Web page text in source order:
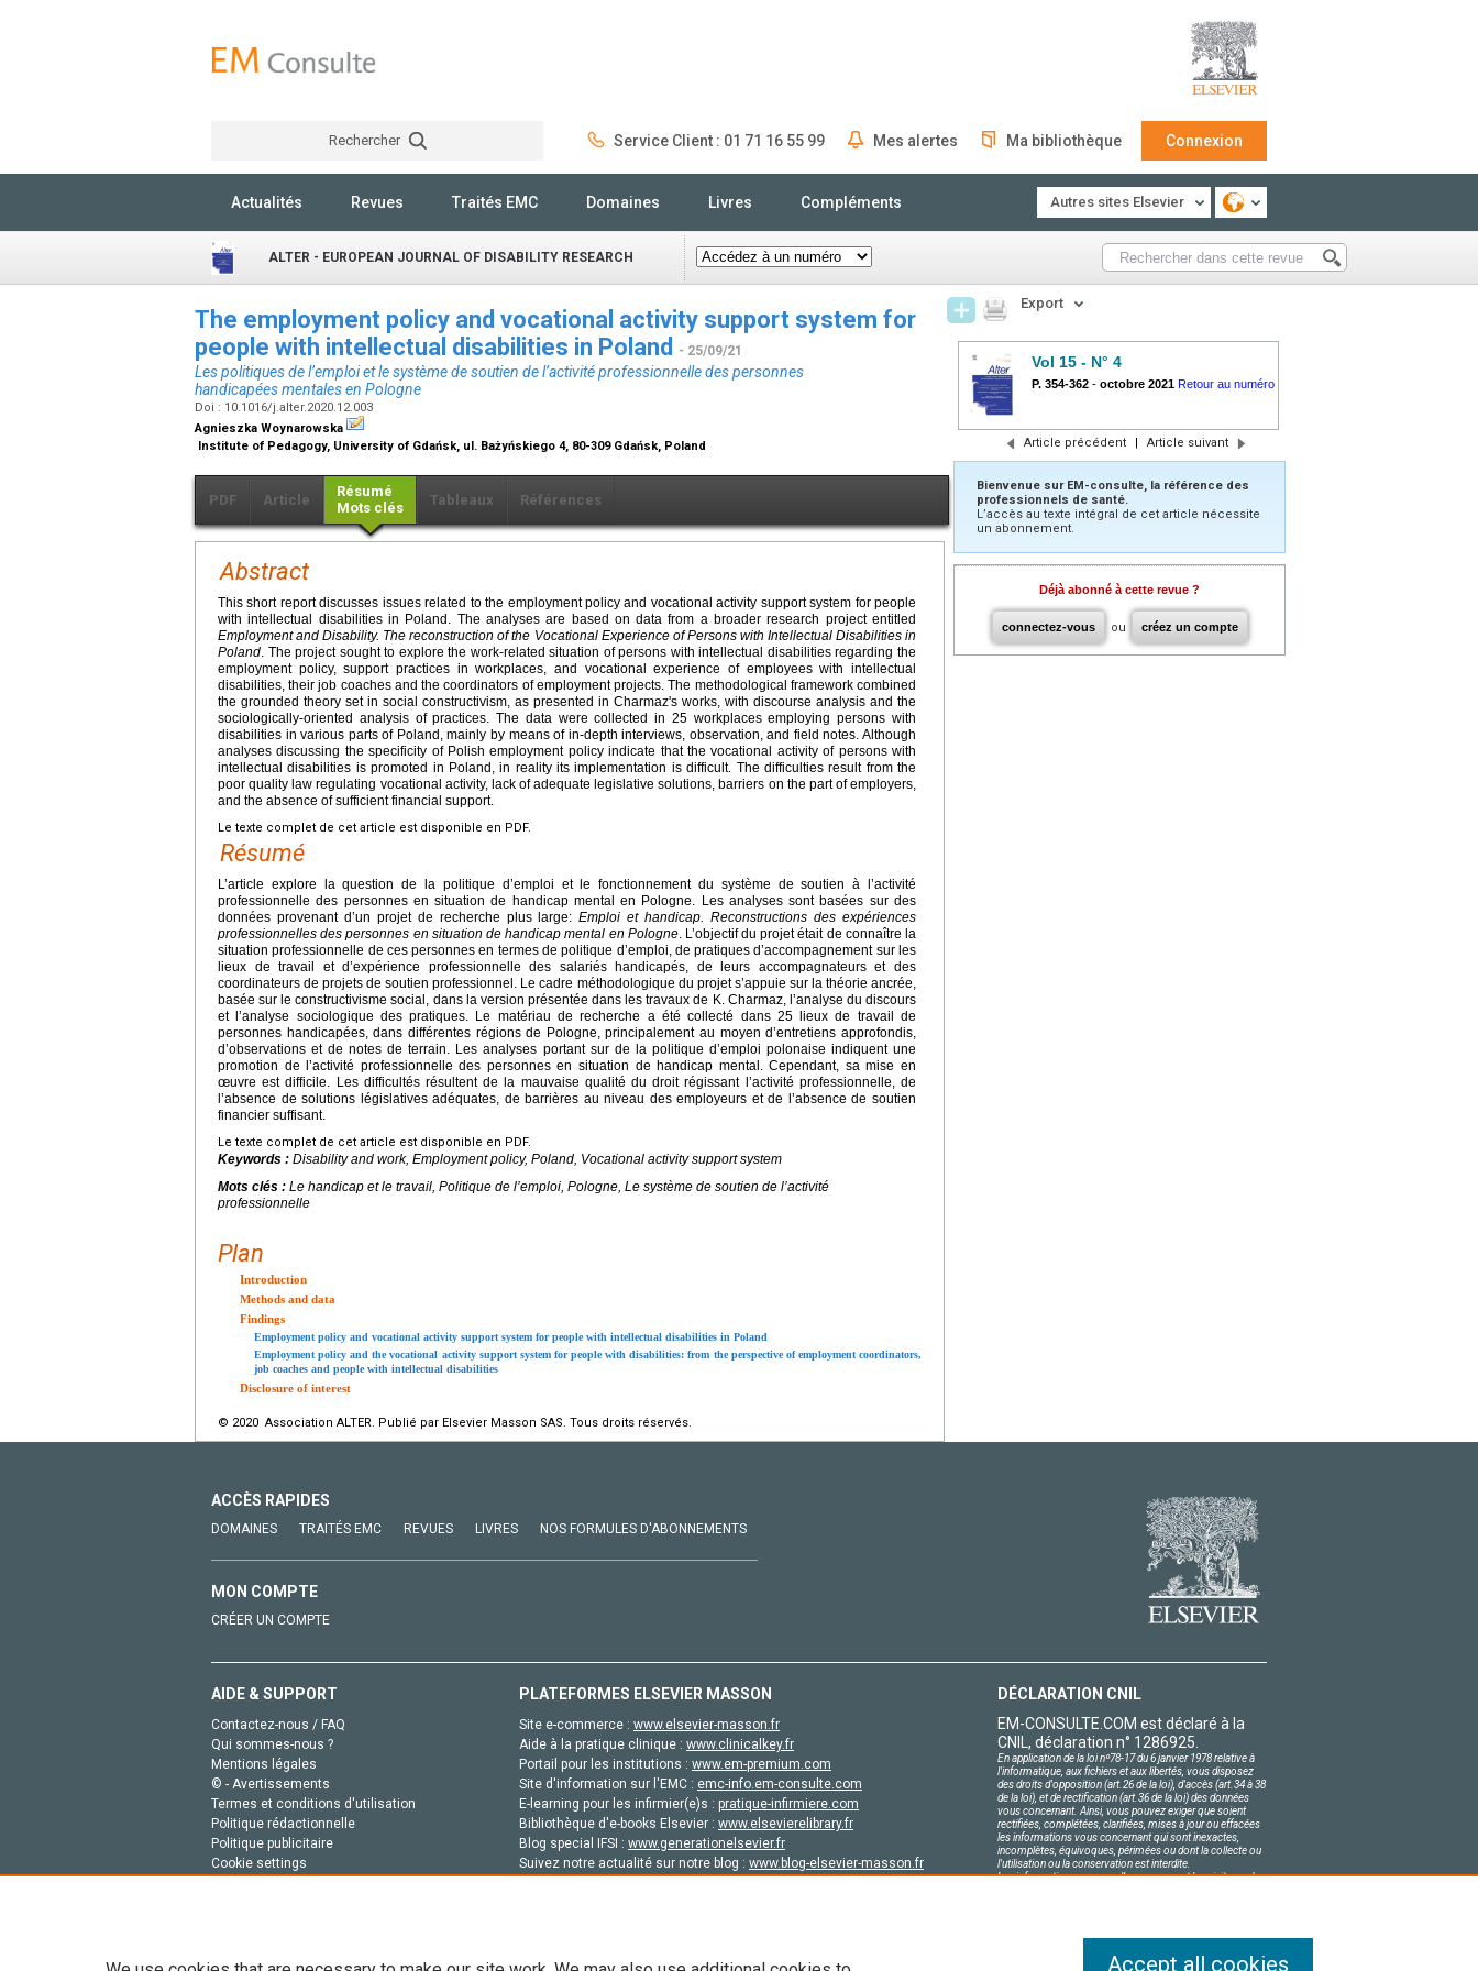
Rechercher Service Client : 01 71 16 55 99 Mes alertes Ma bibliothèque Connexion
Actualités Revues Traités EMC Domaines Livres Compléments Autres sites Elsevier
ALTER - EUROPEAN JOURNAL OF DISABILITY RESEARCH
The employment policy and vocational activity support system for
people with intellectual disabilities in Poland
- 25/09/21
Les politiques de l’emploi et le système de soutien de l’activité professionnelle des personnes
handicapées mentales en Pologne
Doi : 10.1016/j.alter.2020.12.003
Agnieszka Woynarowska
Institute of Pedagogy, University of Gdańsk, ul. Bażyńskiego 4, 80-309 Gdańsk, Poland
PDF Article
Résumé
Mots clés
Tableaux Références
Abstract
This short report discusses issues related to the employment policy and vocational activity support system for people
with intellectual disabilities in Poland. The analyses are based on data from a broader research project entitled
Employment and Disability. The reconstruction of the Vocational Experience of Persons with Intellectual Disabilities in
Poland . The project sought to explore the work-related situation of persons with intellectual disabilities regarding the
employment policy, support practices in workplaces, and vocational experience of employees with intellectual
disabilities, their job coaches and the coordinators of employment projects. The methodological framework combined
the grounded theory set in social constructivism, as presented in Charmaz's works, with discourse analysis and the
sociologically-oriented analysis of practices. The data were collected in 25 workplaces employing persons with
disabilities in various parts of Poland, mainly by means of in-depth interviews, observation, and field notes. Although
analyses discussing the specificity of Polish employment policy indicate that the vocational activity of persons with
intellectual disabilities is promoted in Poland, in reality its implementation is difficult. The difficulties result from the
poor quality law regulating vocational activity, lack of adequate legislative solutions, barriers on the part of employers,
and the absence of sufficient financial support.
Le texte complet de cet article est disponible en PDF.
Résumé
L’article explore la question de la politique d’emploi et le fonctionnement du système de soutien à l’activité
professionnelle des personnes en situation de handicap mental en Pologne. Les analyses sont basées sur des
données provenant d’un projet de recherche plus large:Emploi et handicap. Reconstructions des expériences
professionnelles des personnes en situation de handicap mental en Pologne. L’objectif du projet était de connaître la
situation professionnelle de ces personnes en termes de politique d’emploi, de pratiques d’accompagnement sur les
lieux de travail et d’expérience professionnelle des salariés handicapés, de leurs accompagnateurs et des
coordinateurs de projets de soutien professionnel. Le cadre méthodologique du projet s’appuie sur la théorie ancrée,
basée sur le constructivisme social, dans la version présentée dans les travaux de K. Charmaz, l’analyse du discours
et l’analyse sociologique des pratiques. Le matériau de recherche a été collecté dans 25 lieux de travail de
personnes handicapées, dans différentes régions de Pologne, principalement au moyen d’entretiens approfondis,
d’observations et de notes de terrain. Les analyses portant sur de la politique d’emploi polonaise indiquent une
promotion de l’activité professionnelle des personnes en situation de handicap mental. Cependant, sa mise en
œuvre est difficile. Les difficultés résultent de la mauvaise qualité du droit régissant l’activité professionnelle, de
l’absence de solutions législatives adéquates, de barrières au niveau des employeurs et de l’absence de soutien
financier suffisant.
Le texte complet de cet article est disponible en PDF.
Keywords : Disability and work, Employment policy, Poland, Vocational activity support system
Mots clés : Le handicap et le travail, Politique de l’emploi, Pologne, Le système de soutien de l’activité
professionnelle
Plan
Introduction
Methods and data
Findings
Employment policy and vocational activity support system for people with intellectual disabilities in Poland
Employment policy and the vocational activity support system for people with disabilities: from the perspective of employment coordinators,
job coaches and people with intellectual disabilities
Disclosure of interest
© 2020 Association ALTER. Publié par Elsevier Masson SAS. Tous droits réservés.
Export
Vol 15 - N° 4
P. 354-362 - octobre 2021 Retour au numéro
Article précédent | Article suivant
Bienvenue sur EM-consulte, la référence des
professionnels de santé.
L’accès au texte intégral de cet article nécessite
un abonnement.
Déjà abonné à cette revue ?
connectez-vous ou créez un compte
ACCÈS RAPIDES
DOMAINES TRAITÉS EMC REVUES LIVRES NOS FORMULES D'ABONNEMENTS
MON COMPTE
CRÉER UN COMPTE
AIDE & SUPPORT
Contactez-nous / FAQ
Qui sommes-nous ?
Mentions légales
© - Avertissements
Termes et conditions d'utilisation
Politique rédactionnelle
Politique publicitaire
Cookie settings
PLATEFORMES ELSEVIER MASSON
Site e-commerce : www.elsevier-masson.fr
Aide à la pratique clinique : www.clinicalkey.fr
Portail pour les institutions : www.em-premium.com
Site d'information sur l'EMC : emc-info.em-consulte.com
E-learning pour les infirmier(e)s : pratique-infirmiere.com
Bibliothèque d'e-books Elsevier : www.elsevierelibrary.fr
Blog special IFSI : www.generationelsevier.fr
Suivez notre actualité sur notre blog : www.blog-elsevier-masson.fr
DÉCLARATION CNIL
EM-CONSULTE.COM est déclaré à la
CNIL, déclaration n° 1286925.
En application de la loi nº78-17 du 6 janvier 1978 relative à
l'informatique, aux fichiers et aux libertés, vous disposez
des droits d'opposition (art.26 de la loi), d'accès (art.34 à 38
de la loi), et de rectification (art.36 de la loi) des données
vous concernant. Ainsi, vous pouvez exiger que soient
rectifiées, complétées, clarifiées, mises à jour ou effacées
les informations vous concernant qui sont inexactes,
incomplètes, équivoques, périmées ou dont la collecte ou
l'utilisation ou la conservation est interdite.
Les informations personnelles concernant les visiteurs de
Accept all cookies